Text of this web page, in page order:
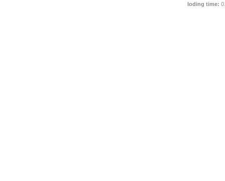
loding time: